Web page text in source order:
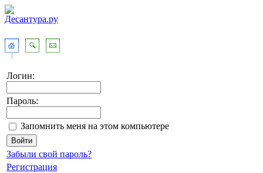
Логин:
Пароль:
Запомнить меня на этом компьютере
Забыли свой пароль?
Регистрация